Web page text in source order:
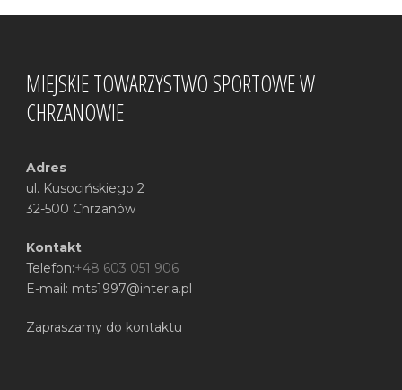
MIEJSKIE TOWARZYSTWO SPORTOWE W
CHRZANOWIE
Adres
ul. Kusocińskiego 2
32-500 Chrzanów
Kontakt
Telefon:+48 603 051 906
E-mail: mts1997@interia.pl
Zapraszamy do kontaktu